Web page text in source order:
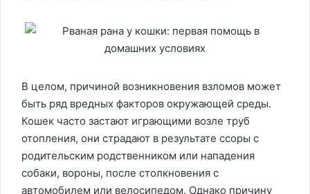
В целом, причиной возникновения взломов может
быть ряд вредных факторов окружающей среды.
Кошек часто застают играющими возле труб
отопления, они страдают в результате ссоры с
родительским родственником или нападения
собаки, вороны, после столкновения с
автомобилем или велосипедом. Однако причину